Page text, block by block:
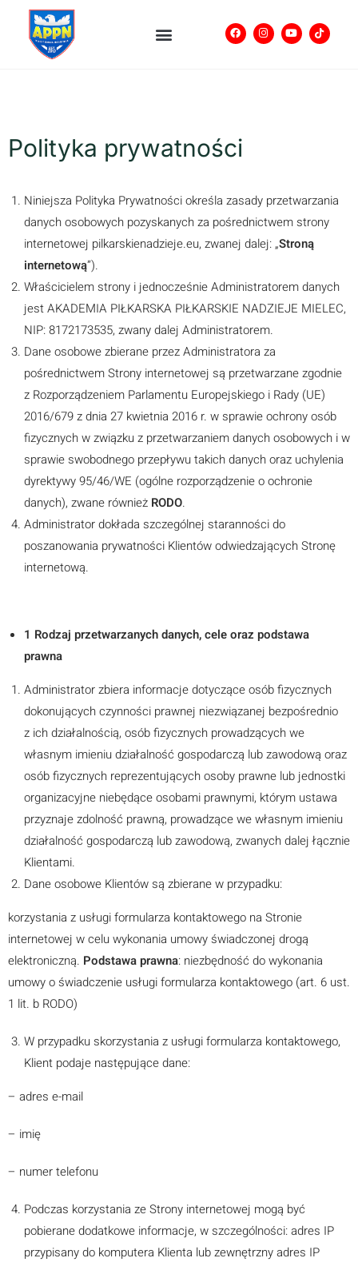
Polityka prywatności
Niniejsza Polityka Prywatności określa zasady przetwarzania
danych osobowych pozyskanych za pośrednictwem strony
internetowej pilkarskienadzieje.eu, zwanej dalej: „Stroną
internetową”).
Właścicielem strony i jednocześnie Administratorem danych
jest AKADEMIA PIŁKARSKA PIŁKARSKIE NADZIEJE MIELEC,
NIP: 8172173535, zwany dalej Administratorem.
Dane osobowe zbierane przez Administratora za
pośrednictwem Strony internetowej są przetwarzane zgodnie
z Rozporządzeniem Parlamentu Europejskiego i Rady (UE)
2016/679 z dnia 27 kwietnia 2016 r. w sprawie ochrony osób
fizycznych w związku z przetwarzaniem danych osobowych i w
sprawie swobodnego przepływu takich danych oraz uchylenia
dyrektywy 95/46/WE (ogólne rozporządzenie o ochronie
danych), zwane również RODO.
Administrator dokłada szczególnej staranności do
poszanowania prywatności Klientów odwiedzających Stronę
internetową.
1 Rodzaj przetwarzanych danych, cele oraz podstawa
prawna
Administrator zbiera informacje dotyczące osób fizycznych
dokonujących czynności prawnej niezwiązanej bezpośrednio
z ich działalnością, osób fizycznych prowadzących we
własnym imieniu działalność gospodarczą lub zawodową oraz
osób fizycznych reprezentujących osoby prawne lub jednostki
organizacyjne niebędące osobami prawnymi, którym ustawa
przyznaje zdolność prawną, prowadzące we własnym imieniu
działalność gospodarczą lub zawodową, zwanych dalej łącznie
Klientami.
Dane osobowe Klientów są zbierane w przypadku:
korzystania z usługi formularza kontaktowego na Stronie
internetowej w celu wykonania umowy świadczonej drogą
elektroniczną. Podstawa prawna: niezbędność do wykonania
umowy o świadczenie usługi formularza kontaktowego (art. 6 ust.
1 lit. b RODO)
W przypadku skorzystania z usługi formularza kontaktowego,
Klient podaje następujące dane:
– adres e-mail
– imię
– numer telefonu
Podczas korzystania ze Strony internetowej mogą być
pobierane dodatkowe informacje, w szczególności: adres IP
przypisany do komputera Klienta lub zewnętrzny adres IP